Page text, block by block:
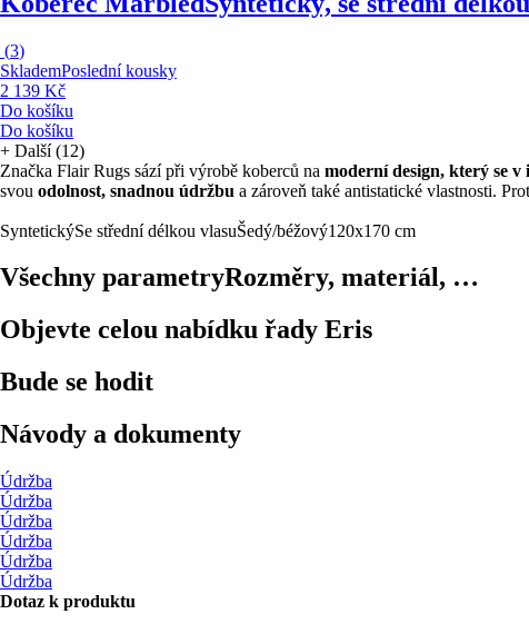
(3)
SklademPoslední kousky
2 139 Kč
Do košíku
Do košíku
+ Další (12)
Značka Flair Rugs sází při výrobě koberců na moderní design, který se
svou odolnost, snadnou údržbu a zároveň také antistatické vlastnosti.
SyntetickýSe střední délkou vlasuŠedý/béžový120x170 cm
Všechny parametryRozměry, materiál, …
Objevte celou nabídku řady Eris
Bude se hodit
Návody a dokumenty
Údržba
Údržba
Údržba
Údržba
Údržba
Údržba
Dotaz k produktu